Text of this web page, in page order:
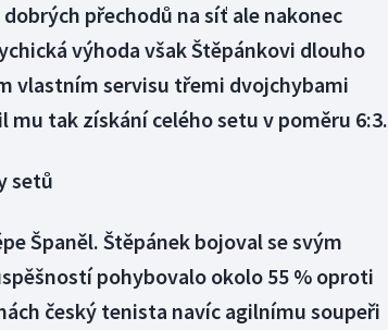
přechodů na síť ale nakonec
výhoda však Štěpánkovi dlouho
vlastním servisu třemi dvojchybami
mu tak získání celého setu v poměru 6:3.
setů
Španěl. Štěpánek bojoval se svým
pohybovalo okolo 55 % oproti
český tenista navíc agilnímu soupeři